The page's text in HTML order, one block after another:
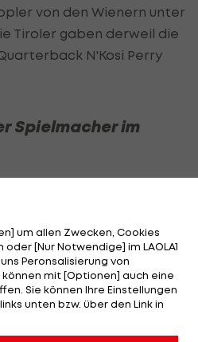
von den Wienern unter
Tiroler gaben derweil die
N'Kosi Perry
Spielmacher im
den Platz der Generali
solange für
bis Holmes wieder
spielte zuletzt in
um allen Zwecken, Cookies
[Nur Notwendige] im LAOLA1
Peronsalisierung von
mit [Optionen] auch eine
Sie können Ihre Einstellungen
unten bzw. über den Link in